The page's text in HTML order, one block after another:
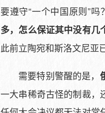
要遵守“一个中国原则”
多，怎么保证其中没有几
此前立陶宛和斯洛文尼亚
需要特别警醒的是，
一大串稀奇古怪的制裁，